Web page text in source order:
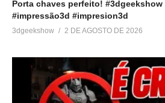
Porta chaves perfeito!
#impressão3d #impresion3d
3dgeekshow 2 DE AGOSTO DE 2026